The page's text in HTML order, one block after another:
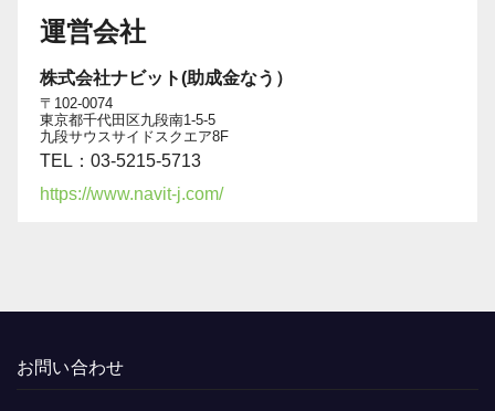
運営会社
株式会社ナビット(助成金なう）
〒102-0074
東京都千代田区九段南1-5-5
九段サウスサイドスクエア8F
TEL：03-5215-5713
https://www.navit-j.com/
お問い合わせ